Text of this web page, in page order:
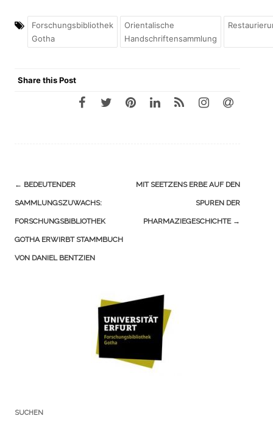
Forschungsbibliothek
Gotha
Orientalische
Handschriftensammlung
Share this Post
Navigation
(Beiträge)
← BEDEUTENDER
SAMMLUNGSZUWACHS:
FORSCHUNGSBIBLIOTHEK
GOTHA ERWIRBT STAMMBUCH
VON DANIEL BENTZIEN
MIT SEETZENS ERBE AUF DEN
SPUREN DER
PHARMAZIEGESCHICHTE →
SUCHEN